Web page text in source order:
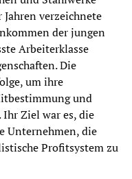
verzeichnete
der jungen
Arbeiterklasse
Die
um ihre
und
Ziel war es, die
Unternehmen, die
Profitsystem zu